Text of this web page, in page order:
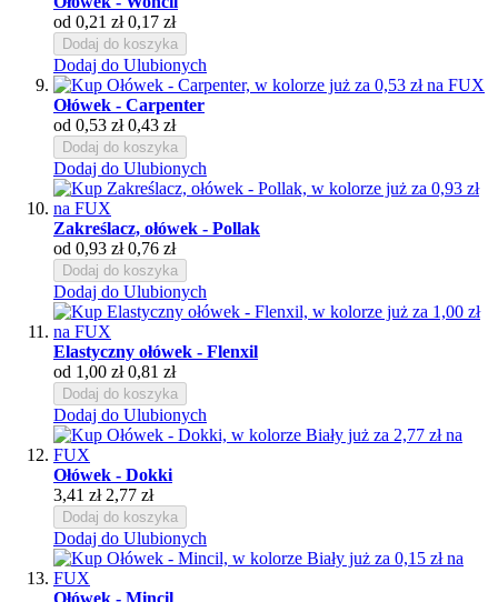
od 0,21 zł 0,17 zł
Dodaj do koszyka
Dodaj do Ulubionych
Ołówek - Carpenter
od 0,53 zł 0,43 zł
Dodaj do koszyka
Dodaj do Ulubionych
Zakreślacz, ołówek - Pollak
od 0,93 zł 0,76 zł
Dodaj do koszyka
Dodaj do Ulubionych
Elastyczny ołówek - Flenxil
od 1,00 zł 0,81 zł
Dodaj do koszyka
Dodaj do Ulubionych
Ołówek - Dokki
3,41 zł 2,77 zł
Dodaj do koszyka
Dodaj do Ulubionych
Ołówek - Mincil